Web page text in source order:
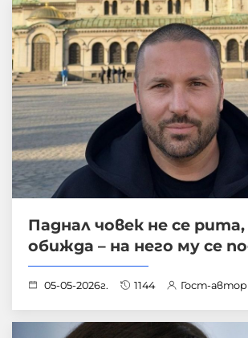
Паднал човек не се рита,
обижда – на него му се
05-05-2026г. 1144 Гост-автор